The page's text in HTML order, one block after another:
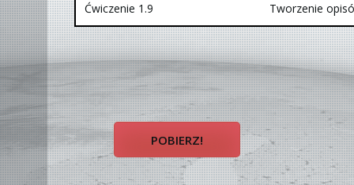
Ćwiczenie 1.9
Tworzenie
POBIERZ!